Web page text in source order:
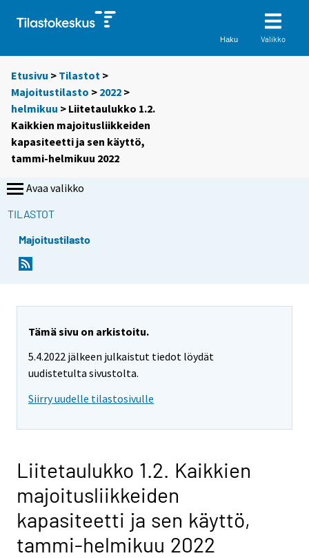
Haku Valikko
Etusivu > Tilastot >
Majoitustilasto > 2022 >
helmikuu > Liitetaulukko 1.2.
Kaikkien majoitusliikkeiden
kapasiteetti ja sen käyttö,
tammi-helmikuu 2022
Avaa valikko
TILASTOT
Majoitustilasto
Tämä sivu on arkistoitu.
5.4.2022 jälkeen julkaistut tiedot löydät
uudistetulta sivustolta.
Siirry uudelle tilastosivulle
Liitetaulukko 1.2. Kaikkien
majoitusliikkeiden
kapasiteetti ja sen käyttö,
tammi-helmikuu 2022